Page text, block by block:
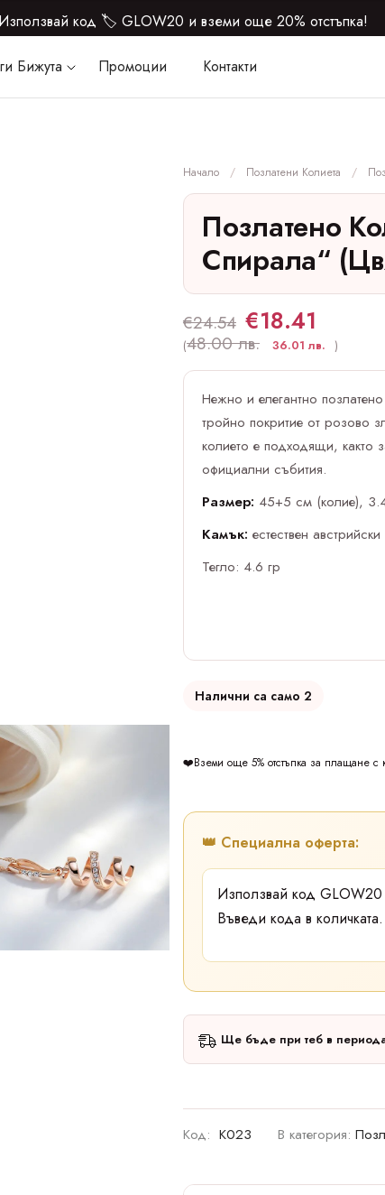
Използвай код 🏷️ GLOW20 и вземи още 20% отстъпка!
Бижута Промоции Контакти
Начало Позлатени Колиета
Позлатено
Спирала“
€24.54 €18.41
(48.00 лв. 36.01 лв. )
Нежно и елегантно
тройно покритие от розово
колието е подходящи, както
официални събития.
Размер: 45+5 см (колие),
Камък: естествен
Тегло: 4.6 гр
Налични са само 2
❤️Вземи още 5% отстъпка за плащане с
👑 Специална оферта:
Използвай код
Въведи кода в количката.
Ще бъде при теб в
Код: K023 В категория: